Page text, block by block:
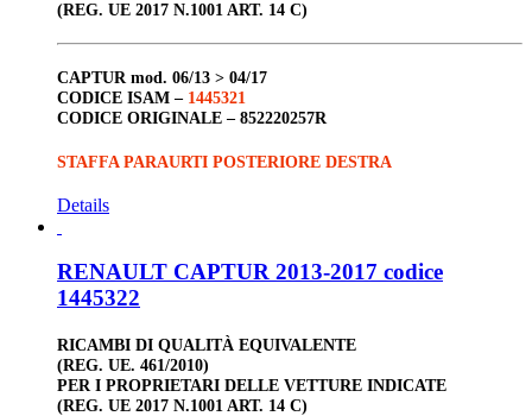
(REG. UE 2017 N.1001 ART. 14 C)
CAPTURmod. 06/13 > 04/17
CODICE ISAM – 1445321
CODICE ORIGINALE – 852220257R
STAFFA PARAURTI POSTERIORE DESTRA
Details
RENAULT CAPTUR 2013-2017 codice
1445322
RICAMBI DI QUALITÀ EQUIVALENTE
(REG. UE. 461/2010)
PER I PROPRIETARI DELLE VETTURE INDICATE
(REG. UE 2017 N.1001 ART. 14 C)